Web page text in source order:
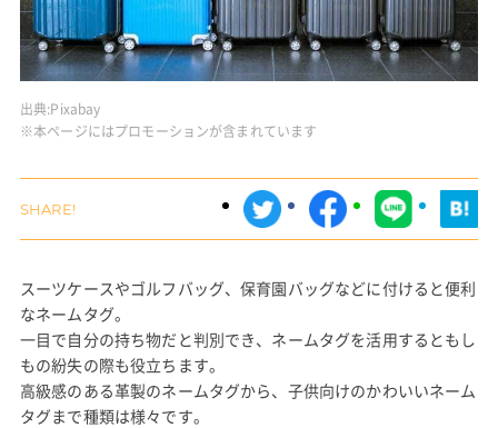
出典:Pixabay
※本ページにはプロモーションが含まれています
スーツケースやゴルフバッグ、保育園バッグなどに付けると便利
なネームタグ。
一目で自分の持ち物だと判別でき、ネームタグを活用するともし
もの紛失の際も役立ちます。
高級感のある革製のネームタグから、子供向けのかわいいネーム
タグまで種類は様々です。